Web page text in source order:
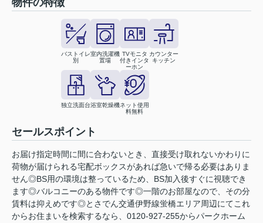
物件の特徴
バストイレ
別
室内洗濯機
置場
TVモニタ
付きインタ
ーホン
カウンター
キッチン
独立洗面台浴室乾燥機ネット使用
料無料
セールスポイント
お届け指定時間に間に合わないとき、直接受け取れないかわりに
荷物が届けられる宅配ボックスがあれば急いで帰る必要はありま
せん◎BS用の環境は整っているため、BS加入後すぐに視聴でき
ます◎バルコニーのある物件です◎一階のお部屋なので、その分
賃料は抑えめです◎とさでん交通伊野線蛍橋エリア周辺にてこれ
からお住まいを検索するなら、0120-927-255からパークホーム